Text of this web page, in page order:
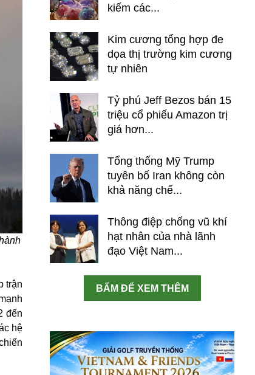
trận
đến
hệ
kiếm các...
Kim cương tổng hợp đe
dọa thị trường kim cương
tự nhiên
Tỷ phú Jeff Bezos bán 15
triệu cổ phiếu Amazon trị
giá hơn...
Tổng thống Mỹ Trump
tuyên bố Iran không còn
khả năng chế...
Thông điệp chống vũ khí
hạt nhân của nhà lãnh
đạo Việt Nam...
BẤM ĐỂ XEM THÊM